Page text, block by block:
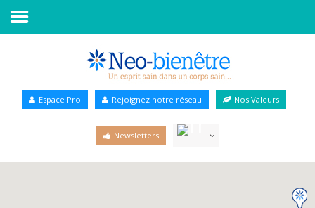
Annuaire Bien-être
Espace Pro Rejoignez notre réseau Nos Valeurs
Newsletters